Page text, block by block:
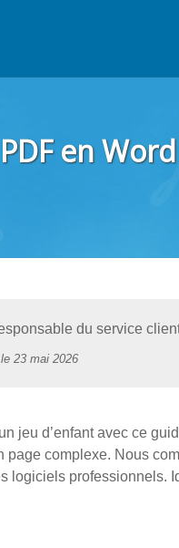
en
du service
le 23 mai 2026
jeu d’enfant avec ce
page complexe. Nous
logiciels professionnels.